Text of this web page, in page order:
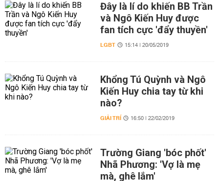
Đây là lí do khiến BB Trần
và Ngô Kiến Huy được
fan tích cực 'đẩy thuyền'
LGBT 15:14 | 20/05/2019
Khổng Tú Quỳnh và Ngô
Kiến Huy chia tay từ khi
nào?
GIẢI TRÍ 16:50 | 22/02/2019
Trường Giang 'bóc phốt'
Nhã Phương: 'Vợ là mẹ
mà, ghê lắm'